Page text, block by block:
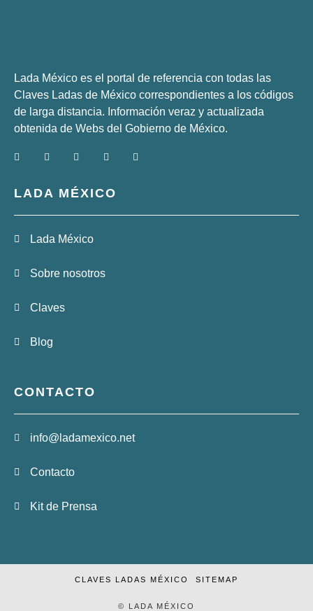
Lada México es el portal de referencia con todas las
Claves Ladas de México correspondientes a los códigos
de larga distancia. Información veraz y actualizada
obtenida de Webs del Gobierno de México.
LADA MÉXICO
Lada México
Sobre nosotros
Claves
Blog
CONTACTO
info@ladamexico.net
Contacto
Kit de Prensa
© LADA MÉXICO
CLAVES LADAS MÉXICO SITEMAP